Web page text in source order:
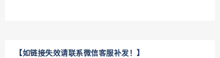
【如链接失效请联系微信客服补发！】